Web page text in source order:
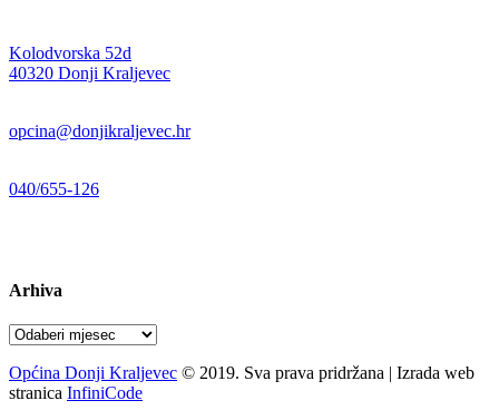
Kolodvorska 52d
40320 Donji Kraljevec
opcina@donjikraljevec.hr
040/655-126
Arhiva
Arhiva
Općina Donji Kraljevec © 2019. Sva prava pridržana | Izrada web
stranica InfiniCode